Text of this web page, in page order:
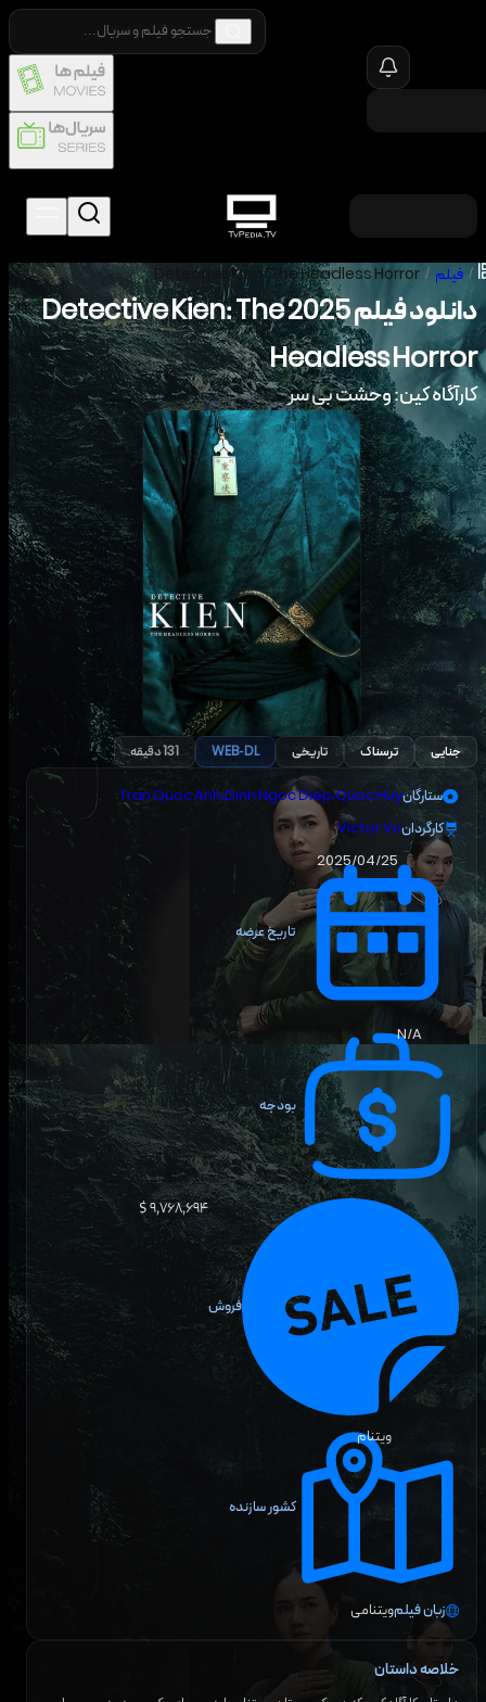
/ فیلم /
Detective Kien: The Headless Horror
دانلود فیلم2025
Detective Kien: The
Headless Horror
کارآگاه کین: وحشت بی سر
جنایی ترسناک تاریخی WEB-DL 131 دقیقه
ستارگان Tran Quoc Anh،Dinh Ngoc Diep،Quoc Huy
کارگردانVictor Vu
تاریخ عرضه
2025/04/25
بودجه
N/A
فروش
۹٬۷۶۸٬۶۹۴ $
کشور سازنده
ویتنام
زبان فیلمویتنامی
خلاصه داستان